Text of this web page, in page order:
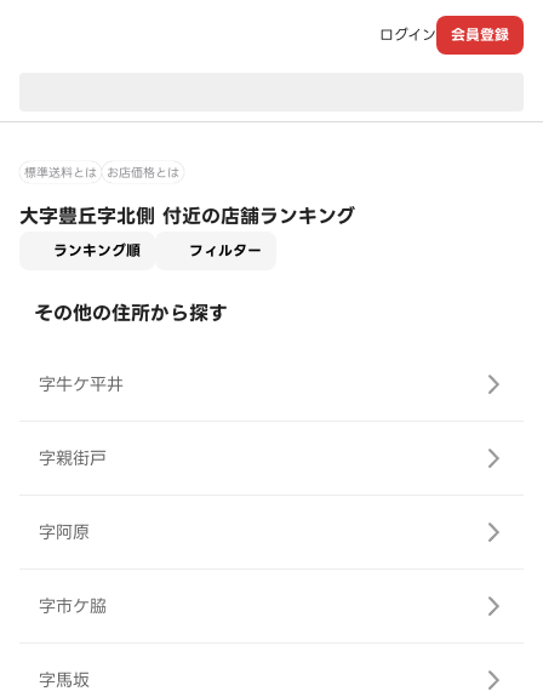
ログイン 会員登録
標準送料とは お店価格とは
大字豊丘字北側 付近の店舗ランキング
ランキング順 フィルター
その他の住所から探す
字牛ケ平井
字親街戸
字阿原
字市ケ脇
字馬坂